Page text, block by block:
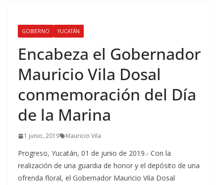
GOBIERNO YUCATÁN
Encabeza el Gobernador
Mauricio Vila Dosal
conmemoración del Día
de la Marina
1 junio, 2019 Mauricio Vila
Progreso, Yucatán, 01 de junio de 2019.- Con la
realización de una guardia de honor y el depósito de una
ofrenda floral, el Gobernador Mauricio Vila Dosal